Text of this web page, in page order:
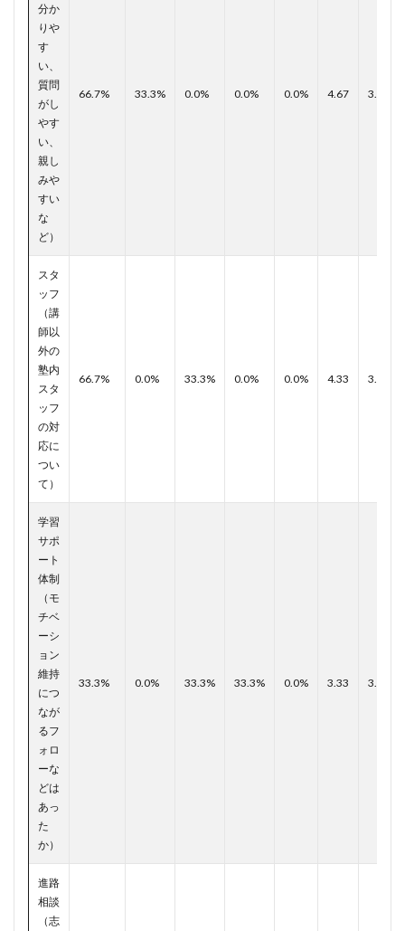
分か
りや
す
い、
質問
がし
やす
い、
親し
みや
すい
な
ど）
66.7% 33.3% 0.0% 0.0% 0.0% 4.67 3.95
スタ
ッフ
（講
師以
外の
塾内
スタ
ッフ
の対
応に
つい
て）
66.7% 0.0% 33.3% 0.0% 0.0% 4.33 3.86
学習
サポ
ート
体制
（モ
チベ
ーシ
ョン
維持
につ
なが
るフ
ォロ
ーな
どは
あっ
た
か）
33.3% 0.0% 33.3% 33.3% 0.0% 3.33 3.80
進路
相談
（志